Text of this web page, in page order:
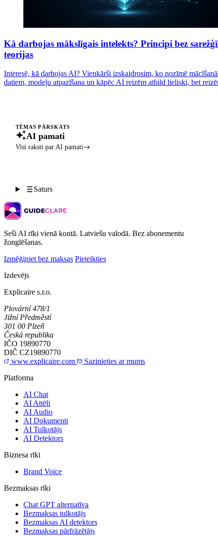
Kā darbojas mākslīgais intelekts? Principi bez
teorijas
Interesē, kā darbojas AI? Vienkārši izskaidrosim, ko nozīmē
datiem, modeļu atpazīšana un kāpēc AI reizēm atbild lieliski, bet
TĒMAS PĀRSKATS
AI pamati
Visi raksti par AI pamati
Saturs
Seši AI rīki vienā kontā. Latviešu valodā. Bez abonementu
žonglēšanas.
Izmēģiniet bez maksas Pieteikties
Izdevējs
Explicaire s.r.o.
Plovární 478/1
Jižní Předměstí
301 00 Plzeň
Česká republika
IČO 19890770
DIČ CZ19890770
www.explicaire.com
Sazinieties ar mums
Platforma
AI Chat
AI Attēli
AI Audio
AI Dokumenti
AI Tulkotājs
AI Detektors
Biznesa rīki
Brand Voice
Bezmaksas rīki
Chat GPT alternatīva
Bezmaksas tulkotājs
Bezmaksas AI detektors
Bezmaksas pārfrāzētājs